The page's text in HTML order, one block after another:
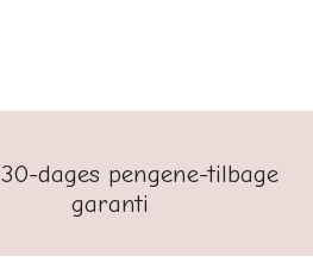
30-dages pengene-tilbage
garanti